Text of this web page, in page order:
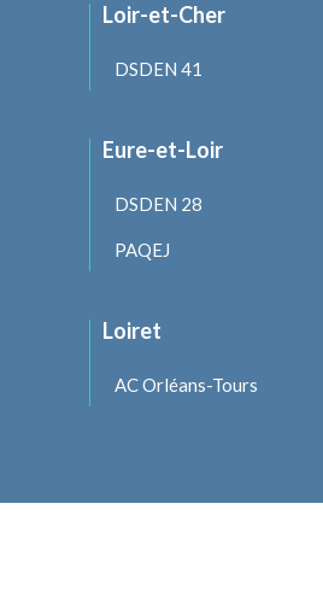
Loir-et-Cher
DSDEN 41
Eure-et-Loir
DSDEN 28
PAQEJ
Loiret
AC Orléans-Tours